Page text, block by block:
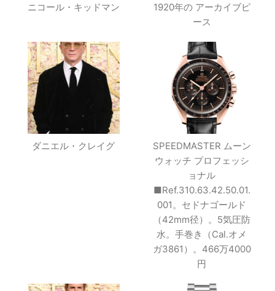
ニコール・キッドマン 1920年の アーカイブピ
ース
ダニエル・クレイグ
SPEEDMASTER ムーン
ウォッチ プロフェッシ
ョナル
■Ref.310.63.42.50.01.
001。セドナゴールド
（42mm径）。5気圧防
水。手巻き（Cal.オメ
ガ3861）。466万4000
円